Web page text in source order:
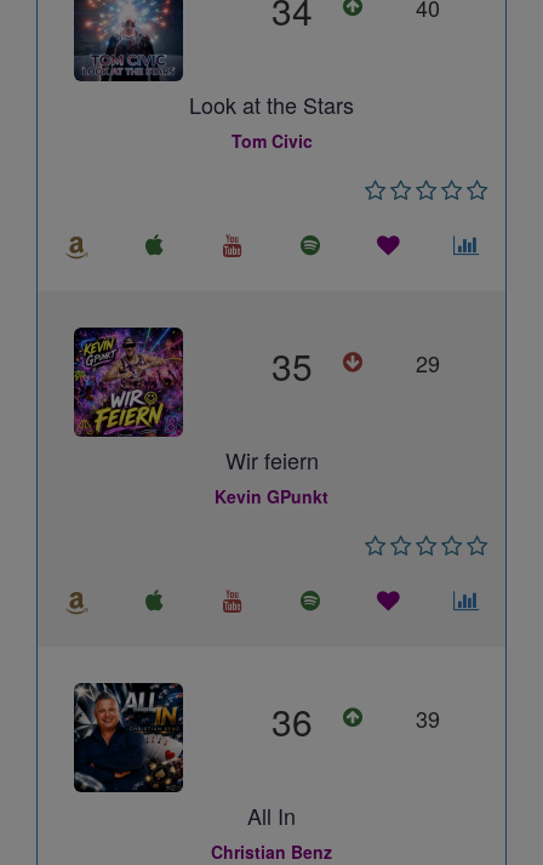
40
Look at the Stars
Tom Civic
35 29
Wir feiern
Kevin GPunkt
36 39
All In
Christian Benz